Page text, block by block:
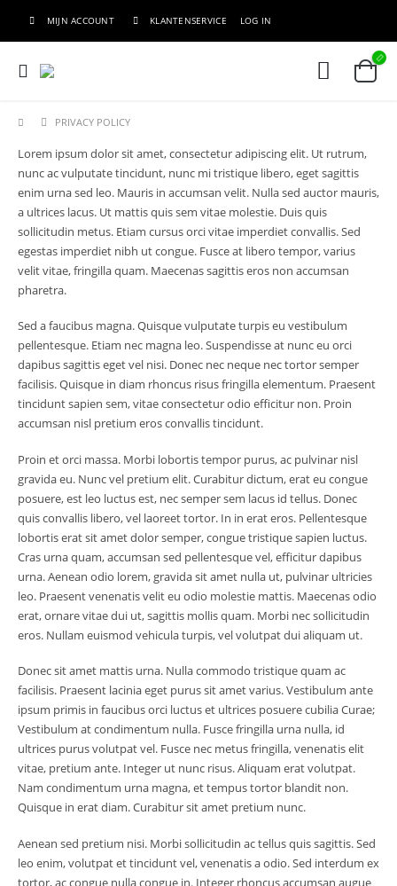
MIJN ACCOUNT KLANTENSERVICE LOG IN
PRIVACY POLICY
Lorem ipsum dolor sit amet, consectetur adipiscing elit. Ut rutrum,
nunc ac vulputate tincidunt, nunc mi tristique libero, eget sagittis
enim urna sed leo. Mauris in accumsan velit. Nulla sed auctor mauris,
a ultrices lacus. Ut mattis quis sem vitae molestie. Duis quis
sollicitudin metus. Etiam cursus orci vitae imperdiet convallis. Sed
egestas imperdiet nibh ut congue. Fusce at libero tempor, varius
velit vitae, fringilla quam. Maecenas sagittis eros non accumsan
pharetra.
Sed a faucibus magna. Quisque vulputate turpis eu vestibulum
pellentesque. Etiam nec magna leo. Suspendisse at nunc eu orci
dapibus sagittis eget vel nisi. Donec nec neque nec tortor semper
facilisis. Quisque in diam rhoncus risus fringilla elementum. Praesent
tincidunt sapien sem, vitae consectetur odio efficitur non. Proin
accumsan nisl pretium eros convallis tincidunt.
Proin et orci massa. Morbi lobortis tempor purus, ac pulvinar nisl
gravida eu. Nunc vel pretium elit. Curabitur dictum, erat eu congue
posuere, est leo luctus est, nec semper sem lacus id tellus. Donec
quis convallis libero, vel laoreet tortor. In in erat eros. Pellentesque
lobortis erat sit amet dolor semper, congue tristique sapien luctus.
Cras urna quam, accumsan sed pellentesque vel, efficitur dapibus
urna. Aenean odio lorem, gravida sit amet nulla ut, pulvinar ultricies
leo. Praesent venenatis velit eu odio molestie mattis. Maecenas odio
erat, ornare vitae dui ut, sagittis mollis quam. Morbi nec sollicitudin
eros. Nullam euismod vehicula turpis, vel volutpat dui aliquam ut.
Donec sit amet mattis urna. Nulla commodo tristique quam ac
facilisis. Praesent lacinia eget purus sit amet varius. Vestibulum ante
ipsum primis in faucibus orci luctus et ultrices posuere cubilia Curae;
Vestibulum at condimentum nulla. Fusce fringilla urna nulla, id
ultrices purus volutpat vel. Fusce nec metus fringilla, venenatis elit
vitae, pretium ante. Integer ut nunc risus. Aliquam erat volutpat.
Nam condimentum urna magna, et tempus tortor blandit non.
Quisque in erat diam. Curabitur sit amet pretium nunc.
Aenean sed pretium nisi. Morbi sollicitudin ac tellus quis sagittis. Sed
leo enim, volutpat et tincidunt vel, venenatis a odio. Sed interdum ex
tortor, ac congue nulla congue in. Integer rhoncus accumsan augue